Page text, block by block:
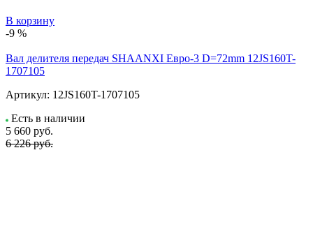
В корзину
-9 %
Вал делителя передач SHAANXI Евро-3 D=72mm 12JS160T-
1707105
Артикул: 12JS160T-1707105
Есть в наличии
5 660 руб.
6 226 руб.